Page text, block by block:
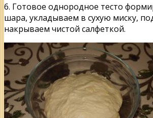
6. Готовое однородное тесто
шара, укладываем в сухую миску,
накрываем чистой салфеткой.